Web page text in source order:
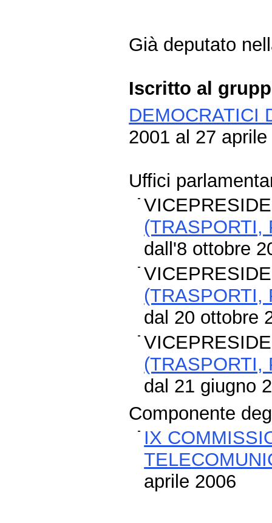
Già deputato
Iscritto al
DEMOCRATICI
2001 al 27
Uffici
(TRASPORTI,
dall'8 ottobre
(TRASPORTI,
dal 20 ottobre
(TRASPORTI,
dal 21 giugno
Componente
IX
aprile 2006